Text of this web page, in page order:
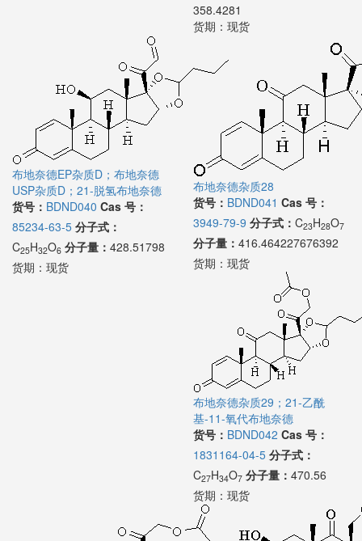
358.4281
货期： 现货
布地奈德EP杂质D；布地奈德
USP杂质D；21-脱氢布地奈德
货号： BDND040 Cas 号：
85234-63-5 分子式：
C25H32O6 分子量： 428.51798
货期： 现货
布地奈德杂质28
货号： BDND041 Cas 号：
3949-79-9 分子式： C23H28O7
分子量： 416.464227676392
货期： 现货
布地奈德杂质29；21-乙酰
基-11-氧代布地奈德
货号： BDND042 Cas 号：
1831164-04-5 分子式：
C27H34O7 分子量： 470.56
货期： 现货